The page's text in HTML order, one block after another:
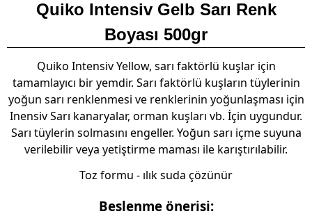
Quiko Intensiv Gelb Sarı Renk
Boyası 500gr
Quiko Intensiv Yellow, sarı faktörlü kuşlar için
tamamlayıcı bir yemdir. Sarı faktörlü kuşların tüylerinin
yoğun sarı renklenmesi ve renklerinin yoğunlaşması için
Inensiv Sarı kanaryalar, orman kuşları vb. İçin uygundur.
Sarı tüylerin solmasını engeller. Yoğun sarı içme suyuna
verilebilir veya yetiştirme maması ile karıştırılabilir.
Toz formu - ılık suda çözünür
Beslenme önerisi: